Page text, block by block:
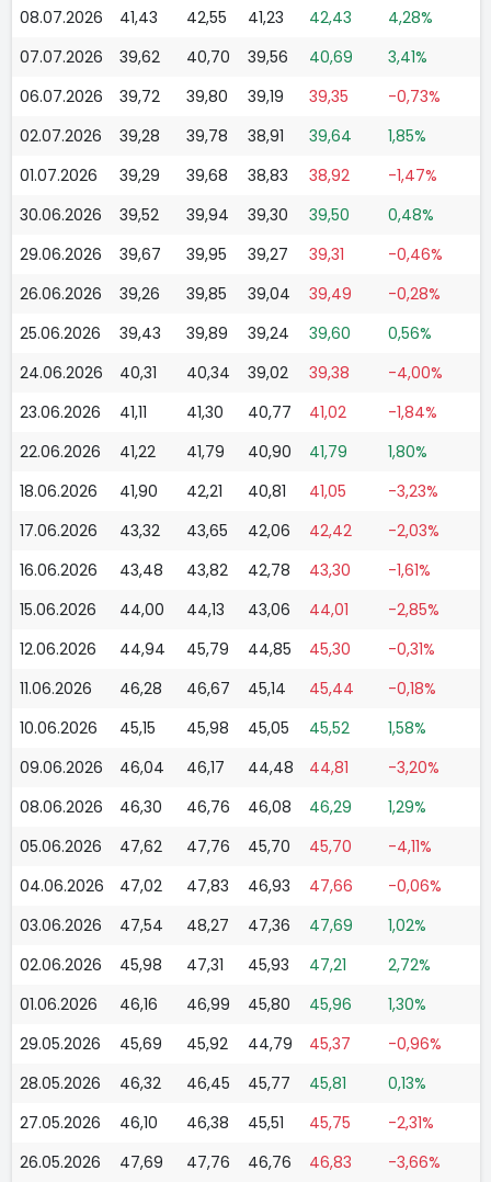
08.07.2026
41,43 42,55 41,23 42,43
4,28%
07.07.2026
39,62 40,70 39,56 40,69
3,41%
06.07.2026
39,72 39,80 39,19 39,35
-0,73%
02.07.2026
39,28 39,78 38,91 39,64
1,85%
01.07.2026
39,29 39,68 38,83 38,92
-1,47%
30.06.2026
39,52 39,94 39,30 39,50
0,48%
29.06.2026
39,67 39,95 39,27 39,31
-0,46%
26.06.2026
39,26 39,85 39,04 39,49
-0,28%
25.06.2026
39,43 39,89 39,24 39,60
0,56%
24.06.2026
40,31 40,34 39,02 39,38
-4,00%
23.06.2026
41,11 41,30 40,77 41,02
-1,84%
22.06.2026
41,22 41,79 40,90 41,79
1,80%
18.06.2026
41,90 42,21 40,81 41,05
-3,23%
17.06.2026
43,32 43,65 42,06 42,42
-2,03%
16.06.2026
43,48 43,82 42,78 43,30
-1,61%
15.06.2026
44,00 44,13 43,06 44,01
-2,85%
12.06.2026
44,94 45,79 44,85 45,30
-0,31%
11.06.2026
46,28 46,67 45,14 45,44
-0,18%
10.06.2026
45,15 45,98 45,05 45,52
1,58%
09.06.2026
46,04 46,17 44,48 44,81
-3,20%
08.06.2026
46,30 46,76 46,08 46,29
1,29%
05.06.2026
47,62 47,76 45,70 45,70
-4,11%
04.06.2026
47,02 47,83 46,93 47,66
-0,06%
03.06.2026
47,54 48,27 47,36 47,69
1,02%
02.06.2026
45,98 47,31 45,93 47,21
2,72%
01.06.2026
46,16 46,99 45,80 45,96
1,30%
29.05.2026
45,69 45,92 44,79 45,37
-0,96%
28.05.2026
46,32 46,45 45,77 45,81
0,13%
27.05.2026
46,10 46,38 45,51 45,75
-2,31%
26.05.2026
47,69 47,76 46,76 46,83 -3,66%